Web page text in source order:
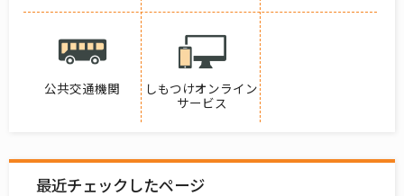
公共交通機関
しもつけオンライン
サービス
最近チェックしたページ